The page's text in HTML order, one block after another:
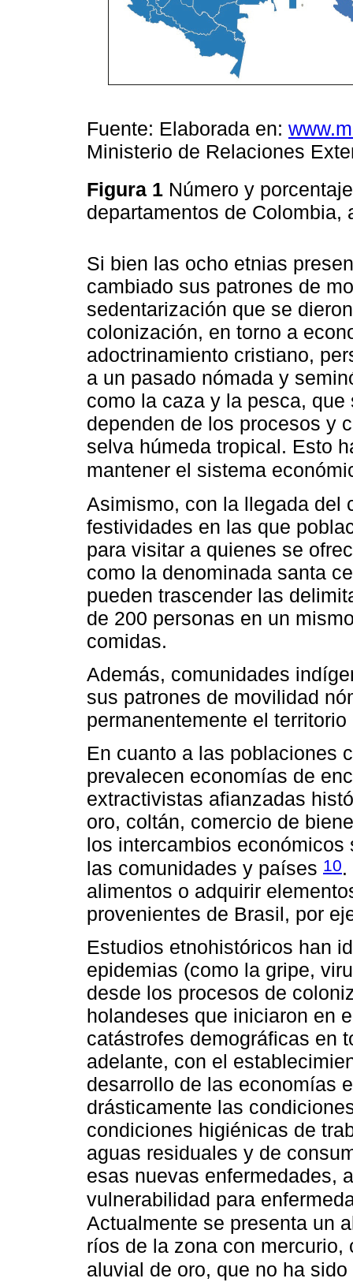
Fuente: Elaborada en:
Ministerio de Relaciones
Figura 1 Número y
departamentos de
Si bien las ocho etnias
cambiado sus patrones de
sedentarización que se
colonización, en torno a
adoctrinamiento cristiano,
a un pasado nómada y
como la caza y la pesca,
dependen de los procesos y
selva húmeda tropical. Esto
mantener el sistema
Asimismo, con la llegada del
festividades en las que
para visitar a quienes se
como la denominada santa
pueden trascender las
de 200 personas en un
comidas.
Además, comunidades
sus patrones de movilidad
permanentemente el
En cuanto a las poblaciones
prevalecen economías de
extractivistas afianzadas
oro, coltán, comercio de
los intercambios
las comunidades y países 10.
alimentos o adquirir
provenientes de Brasil, por
Estudios etnohistóricos han
epidemias (como la gripe,
desde los procesos de
holandeses que iniciaron en
catástrofes demográficas en
adelante, con el
desarrollo de las economías
drásticamente las
condiciones higiénicas de
aguas residuales y de
esas nuevas enfermedades,
vulnerabilidad para
Actualmente se presenta un
ríos de la zona con
aluvial de oro, que no ha